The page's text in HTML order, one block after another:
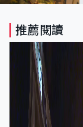
推薦閱讀